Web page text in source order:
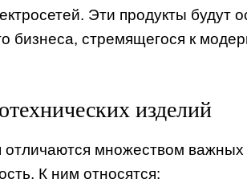
Эти продукты
бизнеса, стремящегося к
изделий
отличаются множеством
К ним относятся: